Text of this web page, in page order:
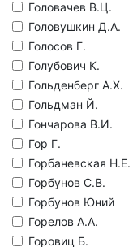
Головачев В.Ц.
Головушкин Д.А.
Голосов Г.
Голубович К.
Гольденберг А.Х.
Гольдман Й.
Гончарова В.И.
Гор Г.
Горбаневская Н.Е.
Горбунов С.В.
Горбунов Юний
Горелов А.А.
Горовиц Б.